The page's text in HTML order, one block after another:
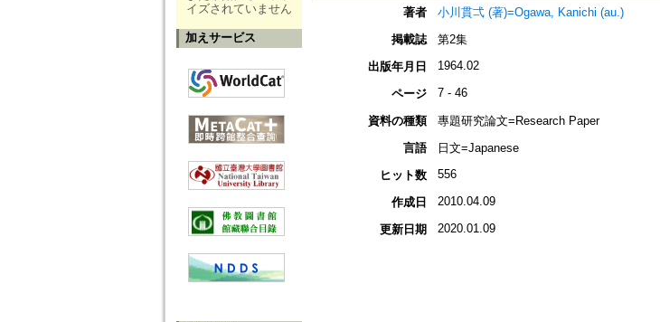
イズされていません
加えサービス
著者
小川貫弌 (著)=Ogawa, Kanichi (au.)
掲載誌
第2集
出版年月日
1964.02
ページ 7 - 46
資料の種類
專題研究論文=Research Paper
言語
日文=Japanese
ヒット数
556
作成日 2010.04.09
更新日期 2020.01.09